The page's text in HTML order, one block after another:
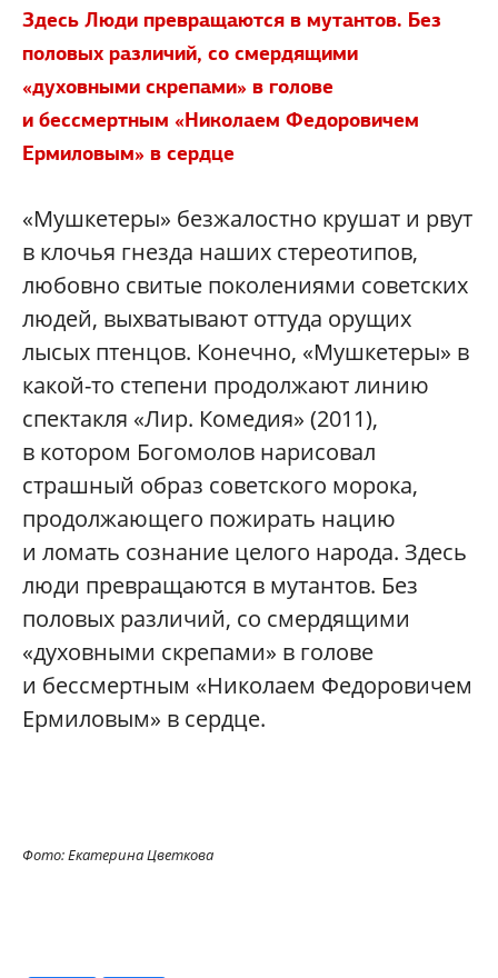
Здесь Люди превращаются в мутантов. Без
половых различий, со смердящими
«духовными скрепами» в голове
и бессмертным «Николаем Федоровичем
Ермиловым» в сердце
«Мушкетеры» безжалостно крушат и рвут
в клочья гнезда наших стереотипов,
любовно свитые поколениями советских
людей, выхватывают оттуда орущих
лысых птенцов. Конечно, «Мушкетеры» в
какой-то степени продолжают линию
спектакля «Лир. Комедия» (2011),
в котором Богомолов нарисовал
страшный образ советского морока,
продолжающего пожирать нацию
и ломать сознание целого народа. Здесь
люди превращаются в мутантов. Без
половых различий, со смердящими
«духовными скрепами» в голове
и бессмертным «Николаем Федоровичем
Ермиловым» в сердце.
Фото: Екатерина Цветкова